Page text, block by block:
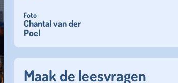
Foto
Chantal van der
Poel
Maak de leesvragen